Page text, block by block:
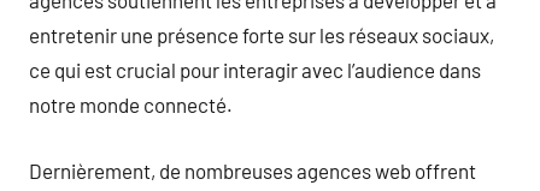
entretenir une présence forte sur les réseaux sociaux,
ce qui est crucial pour interagir avec l’audience dans
notre monde connecté.
Dernièrement, de nombreuses agences web offrent